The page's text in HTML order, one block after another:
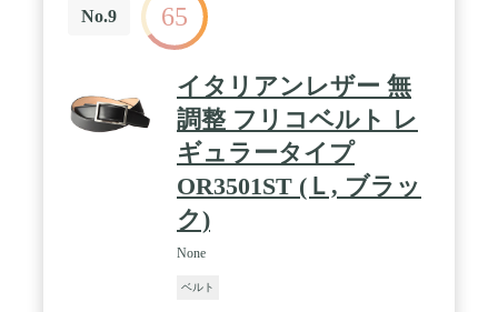
No.9 65
イタリアンレザー 無
調整 フリコベルト レ
ギュラータイプ
OR3501ST (Ｌ, ブラッ
ク)
None
ベルト